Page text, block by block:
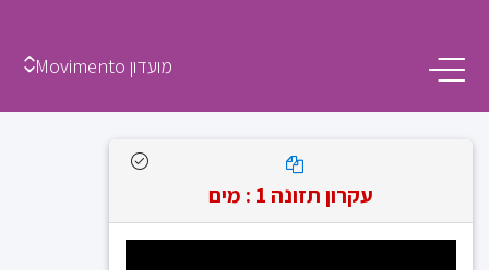
מועדון Movimento
עקרון תזונה 1 : מים